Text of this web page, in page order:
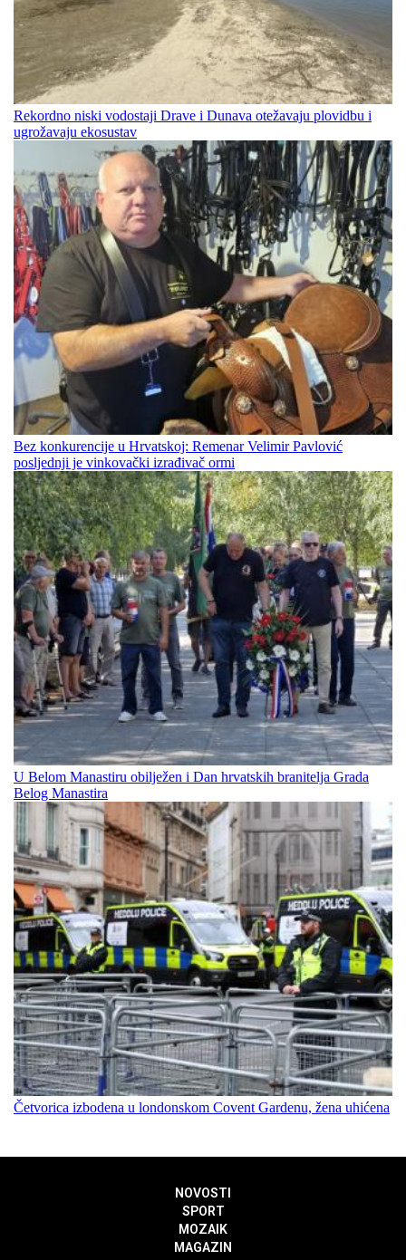
Rekordno niski vodostaji Drave i Dunava otežavaju plovidbu i
ugrožavaju ekosustav
Bez konkurencije u Hrvatskoj: Remenar Velimir Pavlović
posljednji je vinkovački izrađivač ormi
U Belom Manastiru obilježen i Dan hrvatskih branitelja Grada
Belog Manastira
Četvorica izbodena u londonskom Covent Gardenu, žena uhićena
NOVOSTI
SPORT
MOZAIK
MAGAZIN